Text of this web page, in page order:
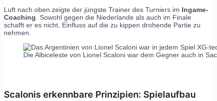
Luft nach oben zeigte der jüngste Trainer des Turniers im Ingame-
Coaching. Sowohl gegen die Niederlande als auch im Finale
schafft er es nicht, Einfluss auf die zu kippen drohende Partie zu
nehmen.
Die Albiceleste von Lionel Scaloni war dem Gegner auch in
Scalonis erkennbare Prinzipien: Spielaufbau